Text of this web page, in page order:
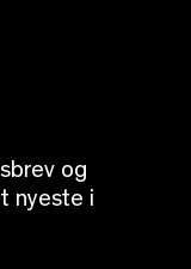
og
nyeste i